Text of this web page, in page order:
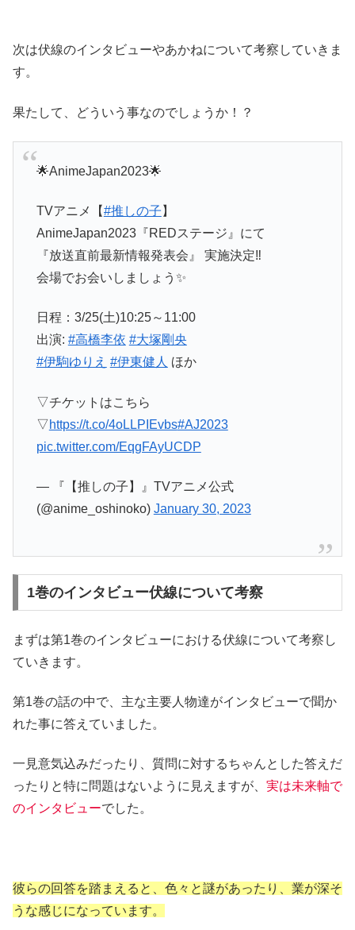
次は伏線のインタビューやあかねについて考察していきま
す。
果たして、どういう事なのでしょうか！？
🌟AnimeJapan2023🌟
TVアニメ【#推しの子 】
AnimeJapan2023『REDステージ』にて
『放送直前最新情報発表会』 実施決定‼
会場でお会いしましょう✨
日程：3/25(土)10:25～11:00
出演: #高橋李依 #大塚剛央
#伊駒ゆりえ #伊東健人 ほか
▽チケットはこちら
▽https://t.co/4oLLPIEvbs#AJ2023
pic.twitter.com/EqgFAyUCDP
— 『【推しの子】』TVアニメ公式
(@anime_oshinoko) January 30, 2023
1巻のインタビュー伏線について考察
まずは第1巻のインタビューにおける伏線について考察し
ていきます。
第1巻の話の中で、主な主要人物達がインタビューで聞か
れた事に答えていました。
一見意気込みだったり、質問に対するちゃんとした答えだ
ったりと特に問題はないように見えますが、 実は未来軸で
のインタビューでした。
彼らの回答を踏まえると、色々と謎があったり、業が深そ
うな感じになっています。